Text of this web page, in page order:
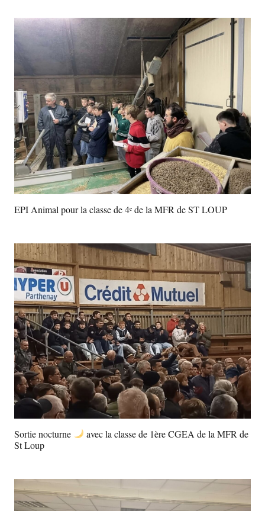
EPI Animal pour la classe de 4ᵉ de la MFR de ST LOUP
Sortie nocturne
avec la classe de 1ère CGEA de la MFR de
St Loup